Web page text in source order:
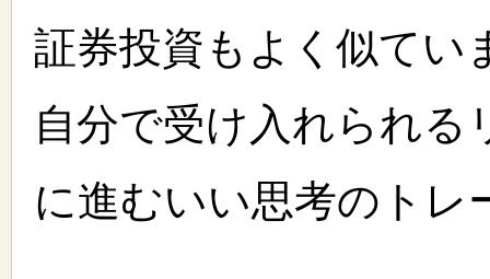
証券投資もよく似てい
自分で受け入れられる
に進むいい思考のトレ